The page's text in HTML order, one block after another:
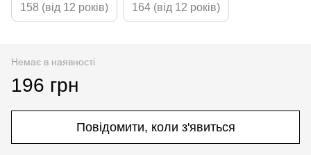
158 (від 12 років) 164 (від 12 років)
Немає в наявності
196 грн
Повідомити, коли з'явиться